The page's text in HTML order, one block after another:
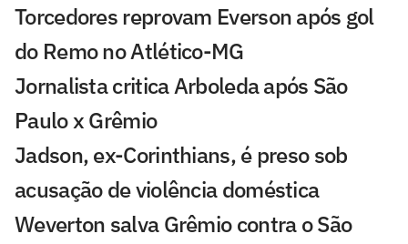
Torcedores reprovam Everson após gol
do Remo no Atlético-MG
Jornalista critica Arboleda após São
Paulo x Grêmio
Jadson, ex-Corinthians, é preso sob
acusação de violência doméstica
Weverton salva Grêmio contra o São